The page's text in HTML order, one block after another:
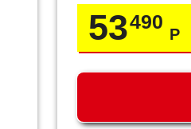
53490
Р